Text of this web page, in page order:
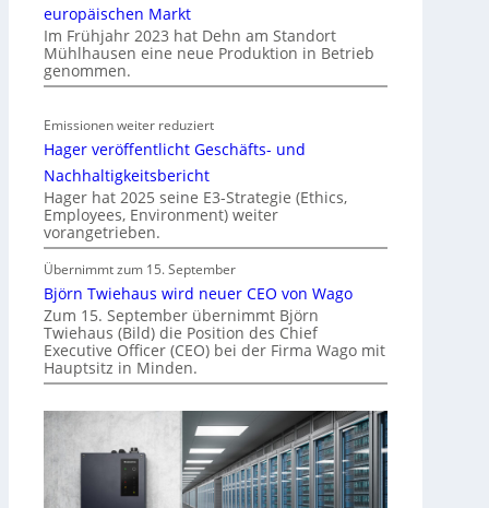
l
i
t
ä
i
n
d
e
r
m
m
o
b
i
l
w
europäischen Markt
Im Frühjahr 2023 hat Dehn am Standort
Mühlhausen eine neue Produktion in Betrieb
genommen.
Emissionen weiter reduziert
Hager veröffentlicht Geschäfts- und
Nachhaltigkeitsbericht
Hager hat 2025 seine E3-Strategie (Ethics,
Employees, Environment) weiter
vorangetrieben.
Übernimmt zum 15. September
Björn Twiehaus wird neuer CEO von Wago
Zum 15. September übernimmt Björn
Twiehaus (Bild) die Position des Chief
Executive Officer (CEO) bei der Firma Wago mit
Hauptsitz in Minden.